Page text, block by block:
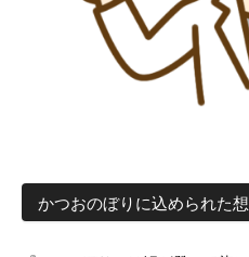
かつおのぼりに込められた